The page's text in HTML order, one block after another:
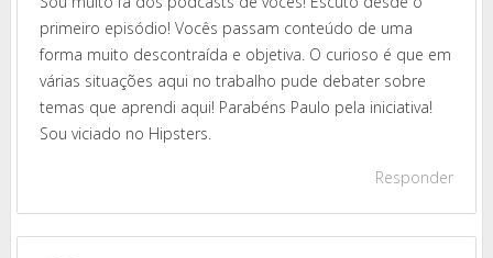
primeiro episódio! Vocês passam conteúdo de uma
forma muito descontraída e objetiva. O curioso é que em
várias situações aqui no trabalho pude debater sobre
temas que aprendi aqui! Parabéns Paulo pela iniciativa!
Sou viciado no Hipsters.
Responder